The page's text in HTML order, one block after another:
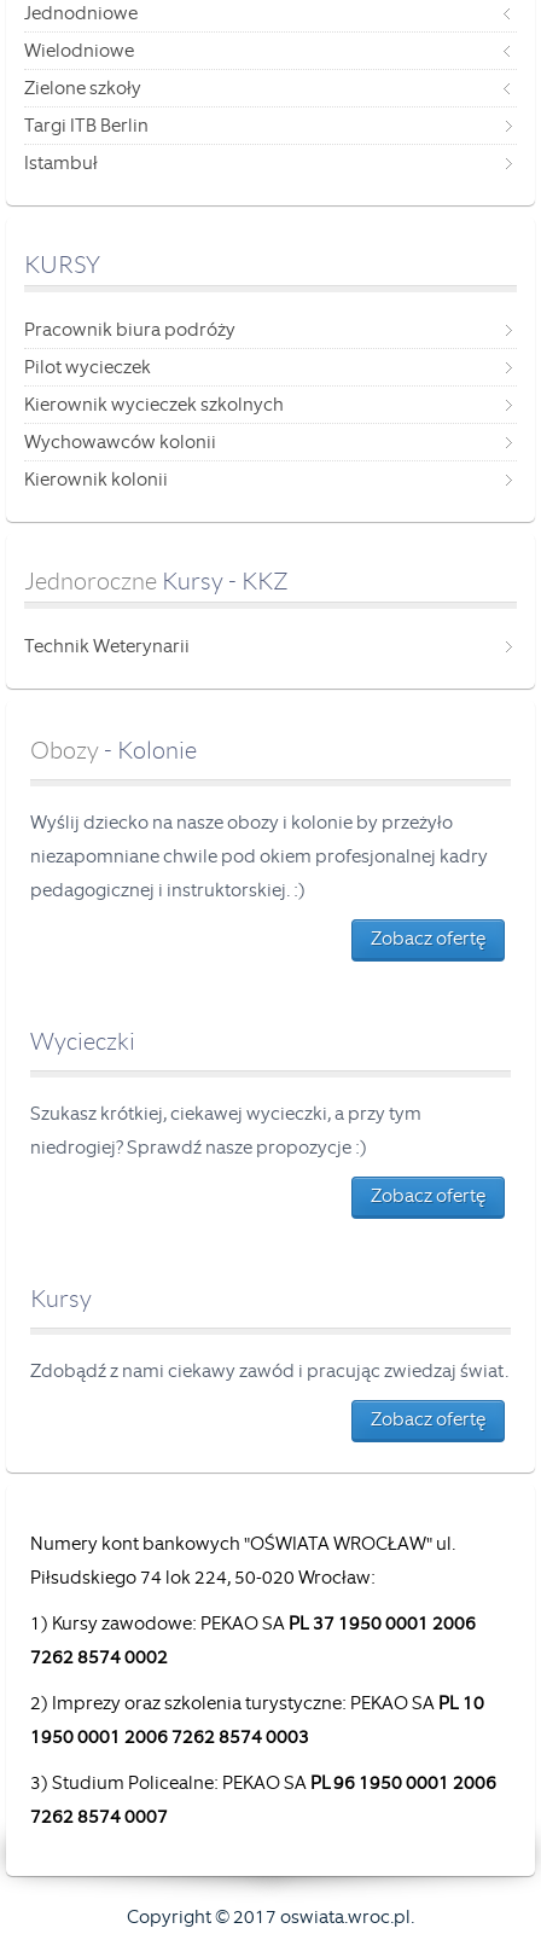
Jednodniowe
Wielodniowe
Zielone szkoły
Targi ITB Berlin
Istambuł
KURSY
Pracownik biura podróży
Pilot wycieczek
Kierownik wycieczek szkolnych
Wychowawców kolonii
Kierownik kolonii
Jednoroczne Kursy - KKZ
Technik Weterynarii
Obozy - Kolonie
Wyślij dziecko na nasze obozy i kolonie by przeżyło
niezapomniane chwile pod okiem profesjonalnej kadry
pedagogicznej i instruktorskiej. :)
Zobacz ofertę
Wycieczki
Szukasz krótkiej, ciekawej wycieczki, a przy tym
niedrogiej? Sprawdź nasze propozycje :)
Zobacz ofertę
Kursy
Zdobądź z nami ciekawy zawód i pracując zwiedzaj świat.
Zobacz ofertę
Numery kont bankowych "OŚWIATA WROCŁAW" ul.
Piłsudskiego 74 lok 224, 50-020 Wrocław:
1) Kursy zawodowe: PEKAO SA PL 37 1950 0001 2006
7262 8574 0002
2) Imprezy oraz szkolenia turystyczne: PEKAO SA PL 10
1950 0001 2006 7262 8574 0003
3) Studium Policealne: PEKAO SA PL 96 1950 0001 2006
7262 8574 0007
Copyright © 2017 oswiata.wroc.pl.